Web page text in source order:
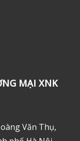
MẠI XNK
Văn Thụ,